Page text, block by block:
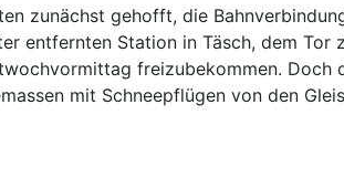
zunächst gehofft, die
entfernten Station in Täsch, dem Tor
freizubekommen. Doch
mit Schneepflügen von den